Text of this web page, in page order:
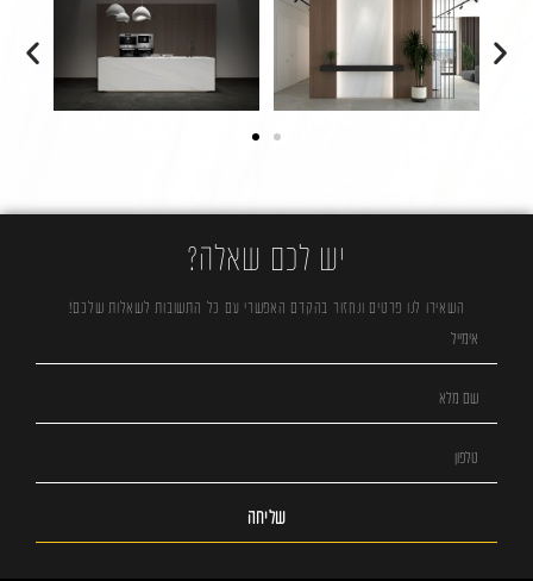
יש לכם שאלה?
השאירו לנו פרטים ונחזור בהקדם האפשרי עם כל התשובות לשאלות שלכם!
שליחה